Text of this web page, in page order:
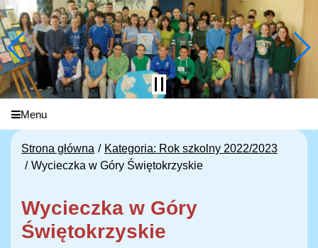
Menu
Strona główna
Kategoria: Rok szkolny 2022/2023
Wycieczka w Góry Świętokrzyskie
Wycieczka w Góry
Świętokrzyskie